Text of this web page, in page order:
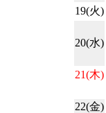
19(火)
20(水)
21(木)
22(金)